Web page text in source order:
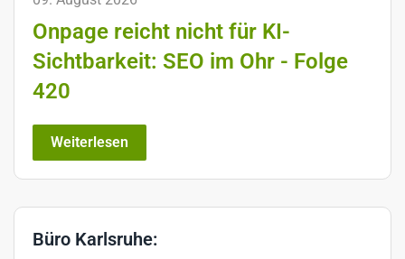
Onpage reicht nicht für KI-
Sichtbarkeit: SEO im Ohr - Folge
420
Weiterlesen
Büro Karlsruhe: